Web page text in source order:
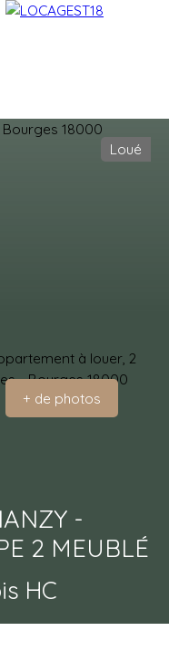
Loué
+ de photos
-
2 MEUBLÉ
HC